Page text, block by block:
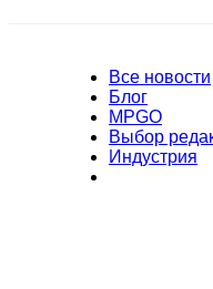
Все новости
Блог
MPGO
Выбор
Индустрия